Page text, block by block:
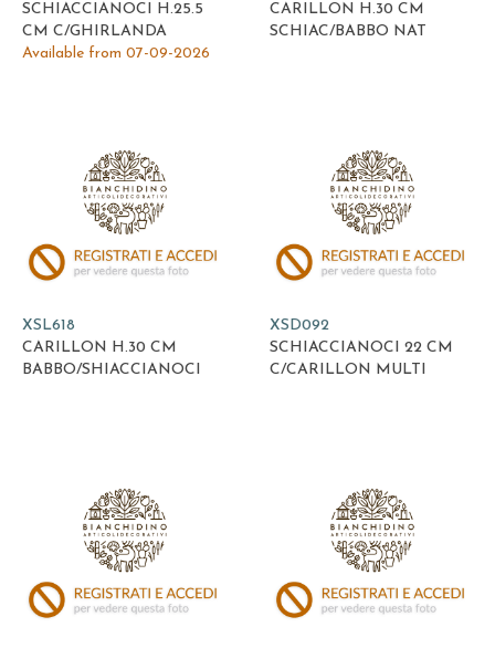
SCHIACCIANOCI H.25.5
CM C/GHIRLANDA
Available from 07-09-2026
CARILLON H.30 CM
SCHIAC/BABBO NAT
XSL618
CARILLON H.30 CM
BABBO/SHIACCIANOCI
XSD092
SCHIACCIANOCI 22 CM
C/CARILLON MULTI